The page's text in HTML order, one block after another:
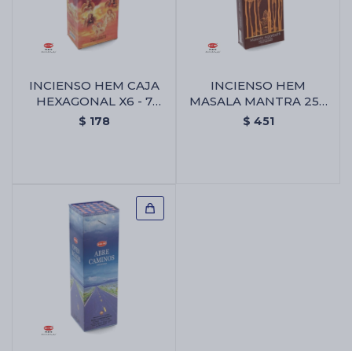
INCIENSO HEM CAJA
HEXAGONAL X6 - 7
Arcangeles
$ 178
INCIENSO HEM
MASALA MANTRA 250
GR - Incienso Hem
$ 451